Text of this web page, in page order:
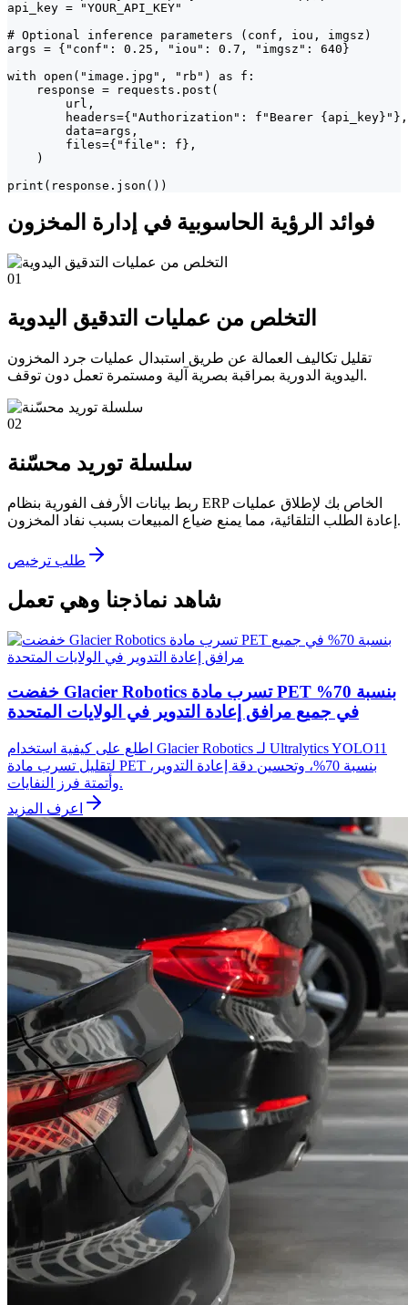
api_key = "YOUR_API_KEY"
# Optional inference parameters (conf, iou, imgsz)
args = {"conf": 0.25, "iou": 0.7, "imgsz": 640}
with open("image.jpg", "rb") as f:
    response = requests.post(
        url,
        headers={"Authorization": f"Bearer {api_key}"},
        data=args,
        files={"file": f},
    )
print(response.json())
فوائد الرؤية الحاسوبية في إدارة المخزون
01
التخلص من عمليات التدقيق اليدوية
تقليل تكاليف العمالة عن طريق استبدال عمليات جرد المخزون
اليدوية الدورية بمراقبة بصرية آلية ومستمرة تعمل دون توقف.
02
سلسلة توريد محسّنة
ربط بيانات الأرفف الفورية بنظام ERP الخاص بك لإطلاق عمليات
إعادة الطلب التلقائية، مما يمنع ضياع المبيعات بسبب نفاد المخزون.
طلب ترخيص
شاهد نماذجنا وهي تعمل
خفضت Glacier Robotics تسرب مادة PET بنسبة 70%
في جميع مرافق إعادة التدوير في الولايات المتحدة
اطلع على كيفية استخدام Glacier Robotics لـ Ultralytics YOLO11
لتقليل تسرب مادة PET بنسبة 70%، وتحسين دقة إعادة التدوير،
وأتمتة فرز النفايات.
اعرف المزيد